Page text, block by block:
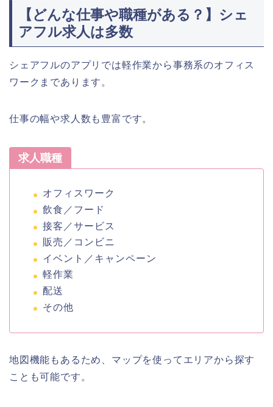
【どんな仕事や職種がある？】シェ
アフル求人は多数
シェアフルのアプリでは軽作業から事務系のオフィス
ワークまであります。
仕事の幅や求人数も豊富です。
求人職種
オフィスワーク
飲食／フード
接客／サービス
販売／コンビニ
イベント／キャンペーン
軽作業
配送
その他
地図機能もあるため、マップを使ってエリアから探す
ことも可能です。